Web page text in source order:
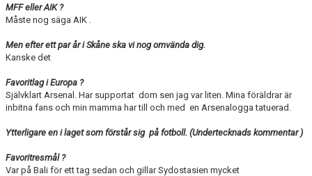
MFF eller AIK ?
Måste nog säga AIK .
Men efter ett par år i Skåne ska vi nog omvända dig.
Kanske det
Favoritlag i Europa ?
Självklart Arsenal. Har supportat dom sen jag var liten. Mina föräldrar är
inbitna fans och min mamma har till och med en Arsenalogga tatuerad.
Ytterligare en i laget som förstår sig på fotboll. (Undertecknads kommentar )
Favoritresmål ?
Var på Bali för ett tag sedan och gillar Sydostasien mycket